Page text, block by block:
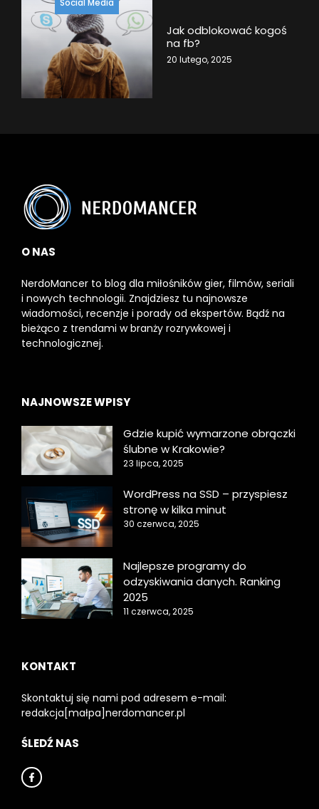
Social Media
Jak odblokować kogoś
na fb?
20 lutego, 2025
O NAS
NerdoMancer to blog dla miłośników gier, filmów, seriali
i nowych technologii. Znajdziesz tu najnowsze
wiadomości, recenzje i porady od ekspertów. Bądź na
bieżąco z trendami w branży rozrywkowej i
technologicznej.
NAJNOWSZE WPISY
Gdzie kupić wymarzone obrączki
ślubne w Krakowie?
23 lipca, 2025
WordPress na SSD – przyspiesz
stronę w kilka minut
30 czerwca, 2025
Najlepsze programy do
odzyskiwania danych. Ranking
2025
11 czerwca, 2025
KONTAKT
Skontaktuj się nami pod adresem e-mail:
redakcja[małpa]nerdomancer.pl
ŚLEDŹ NAS